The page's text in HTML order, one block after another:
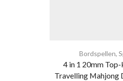
Bordspellen,
4 in 1 20mm
Travelling Mahjong